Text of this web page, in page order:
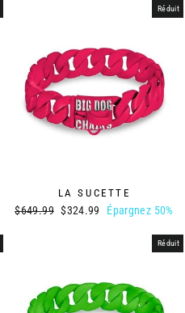
Réduit
LA SUCETTE
Prix
$649.99 Prix
$324.99 Épargnez 50%
Réduit